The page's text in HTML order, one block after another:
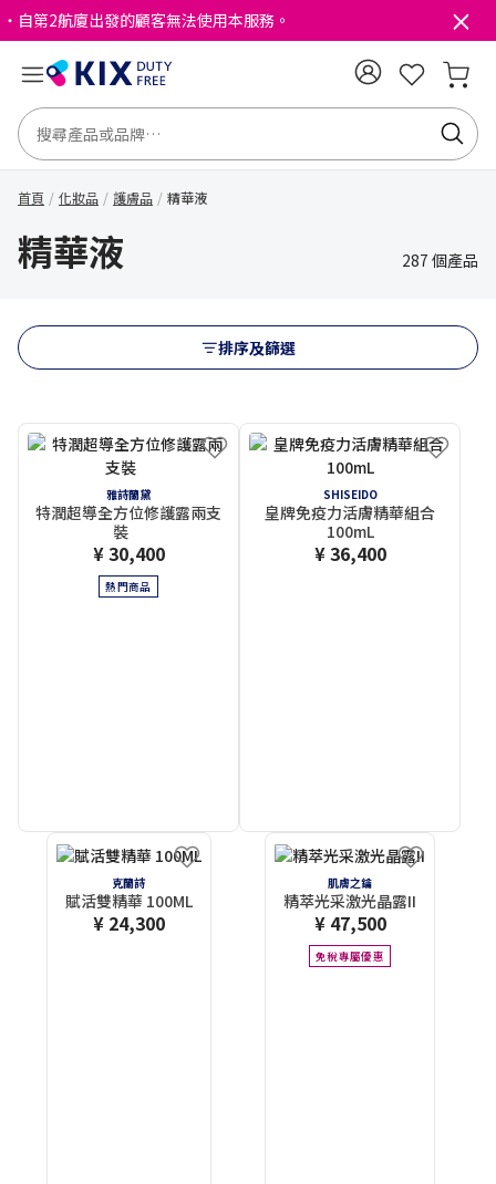
・自第2航廈出發的顧客無法使用本服務。
首頁 化妝品 護膚品 精華液
精華液 287 個產品
排序及篩選
雅詩蘭黛
特潤超導全方位修護露兩支
裝
¥ 30,400
熱門商品
SHISEIDO
皇牌免疫力活膚精華組合
100mL
¥ 36,400
克蘭詩
賦活雙精華 100ML
¥ 24,300
肌膚之鑰
精萃光采激光晶露II
¥ 47,500
免稅專屬優惠